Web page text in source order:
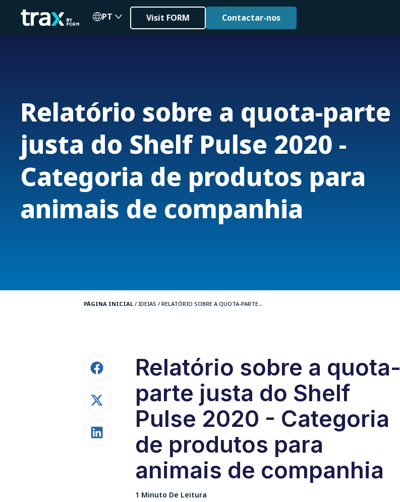
PT Visit FORM Contactar-nos
Relatório sobre a quota-parte
justa do Shelf Pulse 2020 -
Categoria de produtos para
animais de companhia
PÁGINA INICIAL /IDEIAS /RELATÓRIO SOBRE A QUOTA-PARTE...
Relatório sobre a quota-
parte justa do Shelf
Pulse 2020 - Categoria
de produtos para
animais de companhia
1 Minuto De Leitura